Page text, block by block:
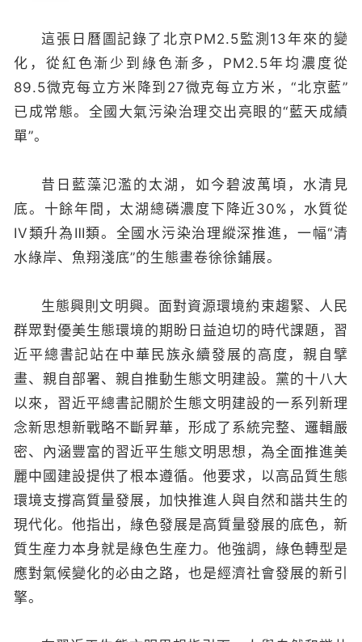
這張日曆圖記錄了北京PM2.5監測13年來的變
化，從紅色漸少到綠色漸多，PM2.5年均濃度從
89.5微克每立方米降到27微克每立方米，“北京藍”
已成常態。全國大氣污染治理交出亮眼的“藍天成績
單”。
昔日藍藻氾濫的太湖，如今碧波萬頃，水清見
底。十餘年間，太湖總磷濃度下降近30%，水質從
IV類升為Ⅲ類。全國水污染治理縱深推進，一幅“清
水綠岸、魚翔淺底”的生態畫卷徐徐鋪展。
生態興則文明興。面對資源環境約束趨緊、人民
群眾對優美生態環境的期盼日益迫切的時代課題，習
近平總書記站在中華民族永續發展的高度，親自擘
畫、親自部署、親自推動生態文明建設。黨的十八大
以來，習近平總書記關於生態文明建設的一系列新理
念新思想新戰略不斷昇華，形成了系統完整、邏輯嚴
密、內涵豐富的習近平生態文明思想，為全面推進美
麗中國建設提供了根本遵循。他要求，以高品質生態
環境支撐高質量發展，加快推進人與自然和諧共生的
現代化。他指出，綠色發展是高質量發展的底色，新
質生産力本身就是綠色生産力。他強調，綠色轉型是
應對氣候變化的必由之路，也是經濟社會發展的新引
擎。